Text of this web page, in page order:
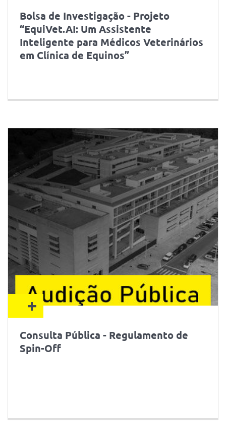
Bolsa de Investigação - Projeto
“EquiVet.AI: Um Assistente
Inteligente para Médicos Veterinários
em Clínica de Equinos”
+
Consulta Pública - Regulamento de
Spin-Off